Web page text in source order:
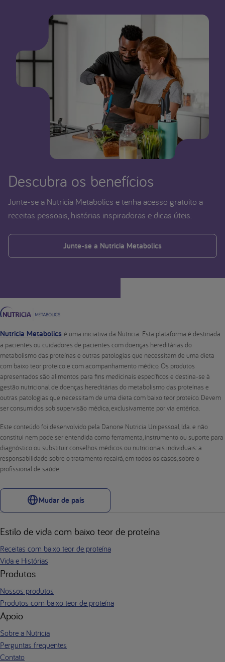
Descubra os benefícios
Junte-se a Nutricia Metabolics e tenha acesso gratuito a
receitas pessoais, histórias inspiradoras e dicas úteis.
Junte-se a Nutricia Metabolics
Nutricia Metabolics é uma iniciativa da Nutricia. Esta plataforma é destinada
a pacientes ou cuidadores de pacientes com doenças hereditárias do
metabolismo das proteínas e outras patologias que necessitam de uma dieta
com baixo teor proteico e com acompanhamento médico. Os produtos
apresentados são alimentos para fins medicinais específicos e destina-se à
gestão nutricional de doenças hereditárias do metabolismo das proteínas e
outras patologias que necessitam de uma dieta com baixo teor proteico. Devem
ser consumidos sob supervisão médica, exclusivamente por via entérica.
Este conteúdo foi desenvolvido pela Danone Nutricia Unipessoal, lda. e não
constitui nem pode ser entendida como ferramenta, instrumento ou suporte para
diagnóstico ou substituir conselhos médicos ou nutricionais individuais: a
responsabilidade sobre o tratamento recairá, em todos os casos, sobre o
profissional de saúde.
Mudar de país
Estilo de vida com baixo teor de proteína
Receitas com baixo teor de proteína
Vida e Histórias
Produtos
Nossos produtos
Produtos com baixo teor de proteína
Apoio
Sobre a Nutricia
Perguntas frequentes
Contato